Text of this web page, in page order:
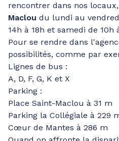
rencontrer dans nos
Maclou du lundi au
14h à 18h et samedi de 10h
Pour se rendre dans
possibilités, comme par
Lignes de bus :
A, D, F, G, K et X
Parking :
Place Saint-Maclou à 31 m
Parking la Collégiale à 229
Cœur de Mantes à 286 m